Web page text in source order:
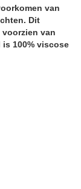
van
Dit
van
100% viscose